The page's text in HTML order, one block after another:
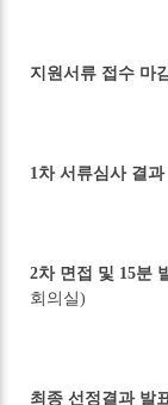
지원서류 접수 마
1차 서류심사 결
2차 면접 및 15분
회의실)
최종 선정결과 발